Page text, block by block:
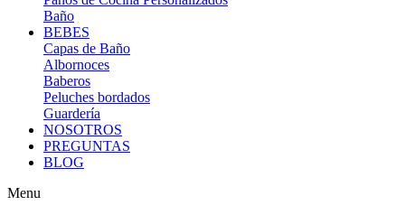
Baño
BEBES
Capas de Baño
Albornoces
Baberos
Peluches bordados
Guardería
NOSOTROS
PREGUNTAS
BLOG
Menu